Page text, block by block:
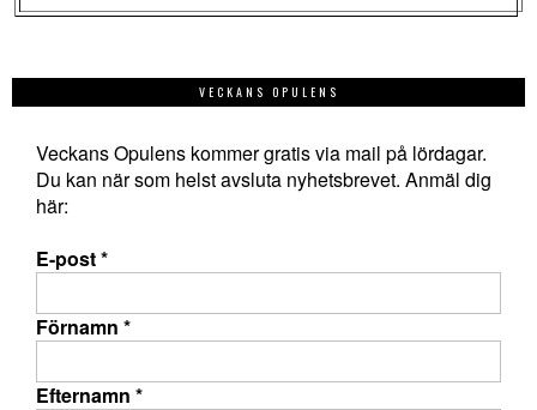
VECKANS OPULENS
Veckans Opulens kommer gratis via mail på lördagar.
Du kan när som helst avsluta nyhetsbrevet. Anmäl dig
här:
E-post*
Förnamn *
Efternamn *